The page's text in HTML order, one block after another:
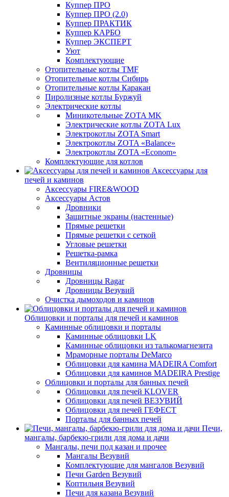
Куппер ПРО
Куппер ПРО (2.0)
Куппер ПРАКТИК
Куппер КАРБО
Куппер ЭКСПЕРТ
Уют
Комплектующие
Отопительные котлы TMF
Отопительные котлы Сибирь
Отопительные котлы Каракан
Пиролизные котлы Буржуй
Электрические котлы
Миникотельные ZOTA MK
Электрические котлы ZOTA Lux
Электрокотлы ZOTA Smart
Электрокотлы ZOTA «Balance»
Электрокотлы ZOTA «Econom»
Комплектующие для котлов
Аксессуары для
печей и каминов
Аксессуары FIRE&WOOD
Аксессуары Астов
Дровники
Защитные экраны (настенные)
Прямые решетки
Прямые решетки с сеткой
Угловые решетки
Решетка-рамка
Вентиляционные решетки
Дровницы
Дровницы Ragar
Дровницы Везувий
Очистка дымоходов и каминов
Облицовки и порталы для печей и каминов
Каминные облицовки и порталы
Каминные облицовки LK
Каминные облицовки из талькомагнезита
Мраморные порталы DeMarco
Облицовки для камина MADEIRA Comfort
Облицовки для каминов MADEIRA Prestige
Облицовки и порталы для банных печей
Облицовки для печей KLOVER
Облицовки для печей ВЕЗУВИЙ
Облицовки для печей ГЕФЕСТ
Порталы для банных печей
Печи,
мангалы, барбекю-грили для дома и дачи
Мангалы, печи под казан и прочее
Мангалы Везувий
Комплектующие для мангалов Везувий
Печи Garden Везувий
Коптильня Везувий
Печи для казана Везувий